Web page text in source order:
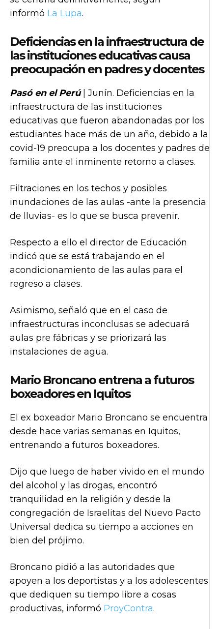
informó La Lupa.
Deficiencias en la infraestructura de
las instituciones educativas causa
preocupación en padres y docentes
Pasó en el Perú| Junín. Deficiencias en la
infraestructura de las instituciones
educativas que fueron abandonadas por los
estudiantes hace más de un año, debido a la
covid-19 preocupa a los docentes y padres de
familia ante el inminente retorno a clases.
Filtraciones en los techos y posibles
inundaciones de las aulas -ante la presencia
de lluvias- es lo que se busca prevenir.
Respecto a ello el director de Educación
indicó que se está trabajando en el
acondicionamiento de las aulas para el
regreso a clases.
Asimismo, señaló que en el caso de
infraestructuras inconclusas se adecuará
aulas pre fábricas y se priorizará las
instalaciones de agua.
Mario Broncano entrena a futuros
boxeadores en Iquitos
El ex boxeador Mario Broncano se encuentra
desde hace varias semanas en Iquitos,
entrenando a futuros boxeadores.
Dijo que luego de haber vivido en el mundo
del alcohol y las drogas, encontró
tranquilidad en la religión y desde la
congregación de Israelitas del Nuevo Pacto
Universal dedica su tiempo a acciones en
bien del prójimo.
Broncano pidió a las autoridades que
apoyen a los deportistas y a los adolescentes
que dediquen su tiempo libre a cosas
productivas, informó ProyContra.